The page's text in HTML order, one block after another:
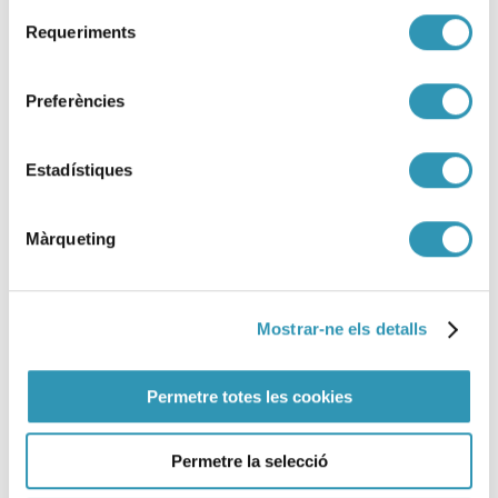
Requeriments
Preferències
Estadístiques
Màrqueting
Mostrar-ne els detalls
Permetre totes les cookies
Permetre la selecció
LA SALUT EN XIFRES, SESSIONS CIENTÍFIQUES, RECERCA I DOCÈNCIA